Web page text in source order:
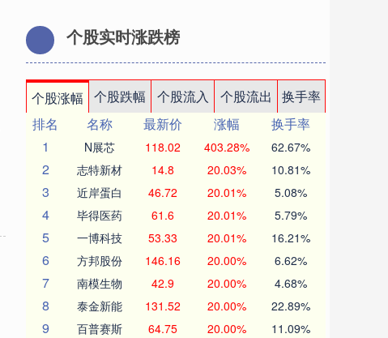
个股实时涨跌榜
个股涨幅 个股跌幅 个股流入 个股流出
换手率
排名
名称 最新价 涨幅
换手率
1
N展芯 118.02 403.28% 62.67%
2 志特新材 14.8 20.03% 10.81%
3 近岸蛋白 46.72 20.01% 5.08%
4 毕得医药 61.6 20.01% 5.79%
5 一博科技 53.33 20.01% 16.21%
6 方邦股份 146.16 20.00% 6.62%
7 南模生物 42.9 20.00% 4.68%
8 泰金新能 131.52 20.00% 22.89%
9 百普赛斯 64.75 20.00% 11.09%